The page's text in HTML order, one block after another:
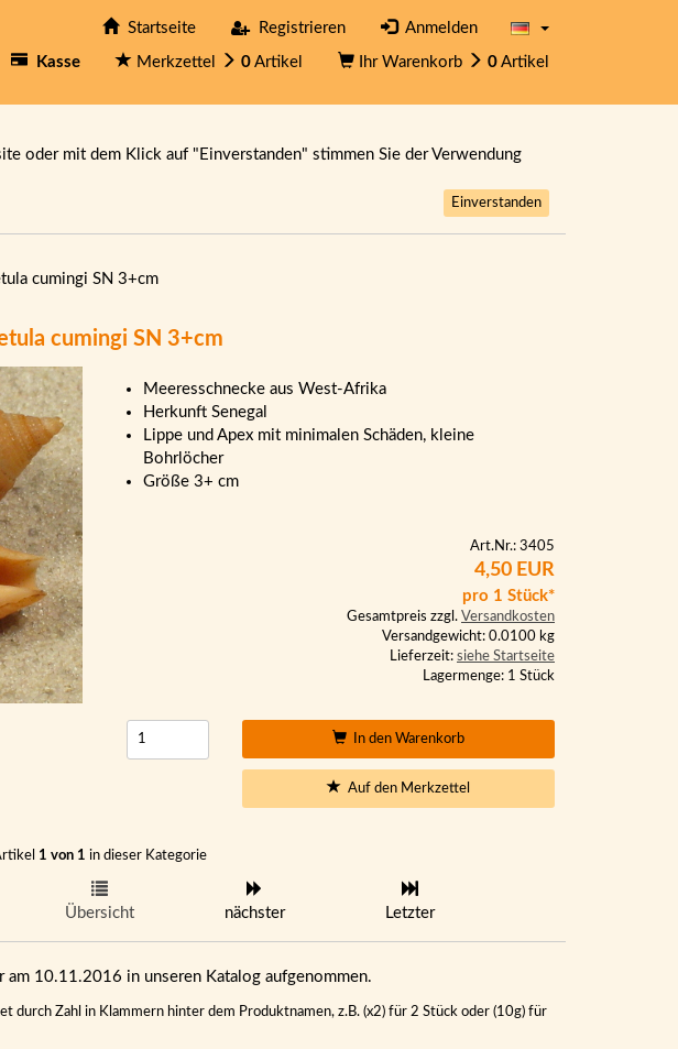
Startseite Registrieren Anmelden
Kasse Merkzettel 0 Artikel Ihr Warenkorb 0 Artikel
oder mit dem Klick auf "Einverstanden" stimmen Sie der Verwendung
Einverstanden
cumingi SN 3+cm
cumingi SN 3+cm
Meeresschnecke aus West-Afrika
Herkunft Senegal
Lippe und Apex mit minimalen Schäden, kleine
Bohrlöcher
Größe 3+ cm
Art.Nr.: 3405
4,50 EUR
pro 1 Stück*
Gesamtpreis zzgl. Versandkosten
Versandgewicht: 0.0100 kg
Lieferzeit: siehe Startseite
Lagermenge: 1 Stück
In den Warenkorb
Auf den Merkzettel
1 von 1 in dieser Kategorie
Übersicht nächster Letzter
am 10.11.2016 in unseren Katalog aufgenommen.
durch Zahl in Klammern hinter dem Produktnamen, z.B. (x2) für 2 Stück oder (10g) für